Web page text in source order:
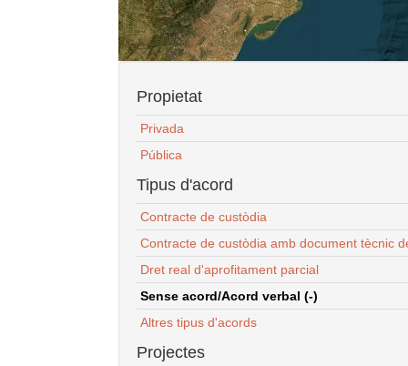
Propietat
Privada
Pública
Tipus d'acord
Contracte de custòdia
Contracte de custòdia amb document tècnic
Dret real d'aprofitament parcial
Sense acord/Acord verbal (-)
Altres tipus d'acords
Projectes